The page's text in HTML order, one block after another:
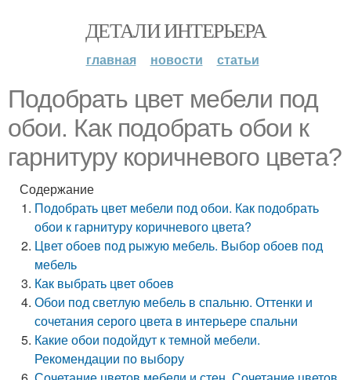
ДЕТАЛИ ИНТЕРЬЕРА
главная новости статьи
Подобрать цвет мебели под
обои. Как подобрать обои к
гарнитуру коричневого цвета?
Содержание
Подобрать цвет мебели под обои. Как подобрать
обои к гарнитуру коричневого цвета?
Цвет обоев под рыжую мебель. Выбор обоев под
мебель
Как выбрать цвет обоев
Обои под светлую мебель в спальню. Оттенки и
сочетания серого цвета в интерьере спальни
Какие обои подойдут к темной мебели.
Рекомендации по выбору